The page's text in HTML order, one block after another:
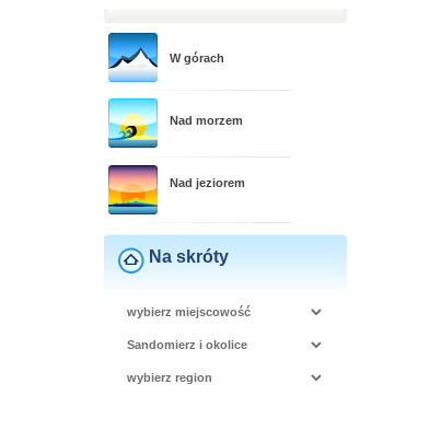
W górach
Nad morzem
Nad jeziorem
Na skróty